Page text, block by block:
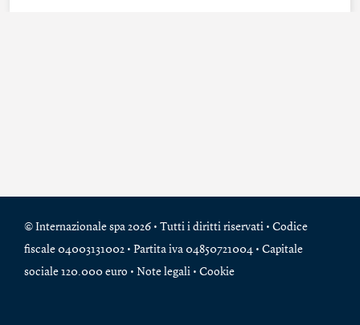
© Internazionale spa 2026 • Tutti i diritti riservati • Codice
fiscale 04003131002 • Partita iva 04850721004 • Capitale
sociale 120.000 euro • Note legali • Cookie